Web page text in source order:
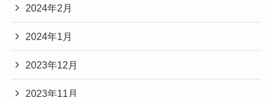
2024年2月
2024年1月
2023年12月
2023年11月